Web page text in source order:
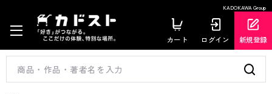
KADOKAWA Group
カート ログイン 新規登録